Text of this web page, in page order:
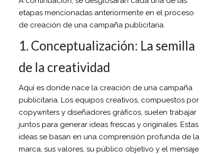
etapas mencionadas anteriormente en el proceso
de creación de una campaña publicitaria.
1. Conceptualización: La semilla
de la creatividad
Aquí es donde nace la creación de una campaña
publicitaria. Los equipos creativos, compuestos por
copywriters y diseñadores gráficos, suelen trabajar
juntos para generar ideas frescas y originales. Estas
ideas se basan en una comprensión profunda de la
marca, sus valores, su público objetivo y el mensaje